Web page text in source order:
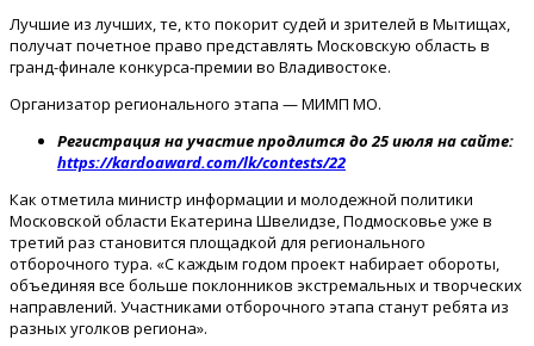
Лучшие из лучших, те, кто покорит судей и зрителей в Мытищах,
получат почетное право представлять Московскую область в
гранд-финале конкурса-премии во Владивостоке.
Организатор регионального этапа — МИМП МО.
Регистрация на участие продлится до 25 июля на сайте:
https://kardoaward.com/lk/contests/22
Как отметила министр информации и молодежной политики
Московской области Екатерина Швелидзе, Подмосковье уже в
третий раз становится площадкой для регионального
отборочного тура. «С каждым годом проект набирает обороты,
объединяя все больше поклонников экстремальных и творческих
направлений. Участниками отборочного этапа станут ребята из
разных уголков региона».